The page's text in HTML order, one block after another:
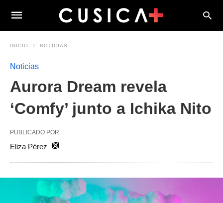
INICIO NOTICIAS
Noticias
Aurora Dream revela
‘Comfy’ junto a Ichika Nito
PUBLICADO POR
Eliza Pérez